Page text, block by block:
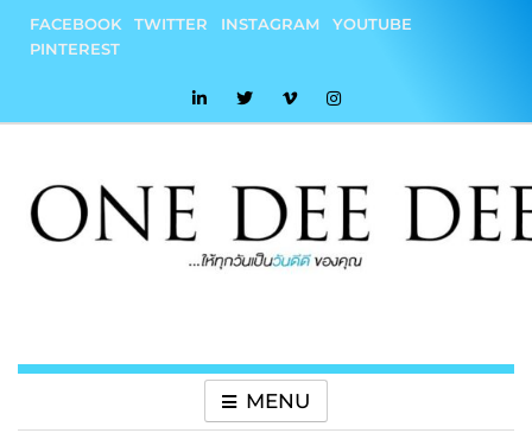
content
FACEBOOK TWITTER INSTAGRAM
YOUTUBE
PINTEREST
MENU